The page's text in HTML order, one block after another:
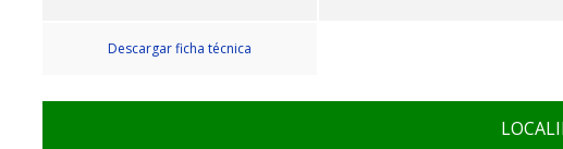
Descargar ficha técnica